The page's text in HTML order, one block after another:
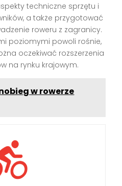
techniczne sprzętu i
a także przygotować
roweru z zagranicy.
poziomymi powoli rośnie,
oczekiwać rozszerzenia
na rynku krajowym.
w rowerze